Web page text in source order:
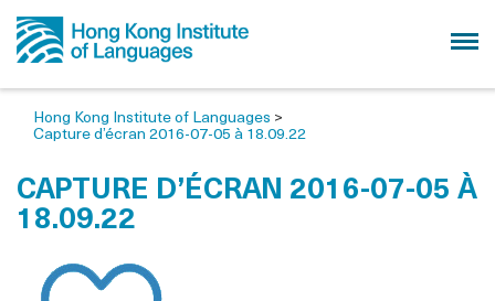
Hong Kong Institute of Languages >
Capture d’écran 2016-07-05 à 18.09.22
CAPTURE D’ÉCRAN 2016-07-05 À
18.09.22